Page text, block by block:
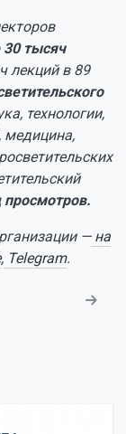
30 тысяч
лекций в 89
технологии,
медицина,
— на
, Telegram.